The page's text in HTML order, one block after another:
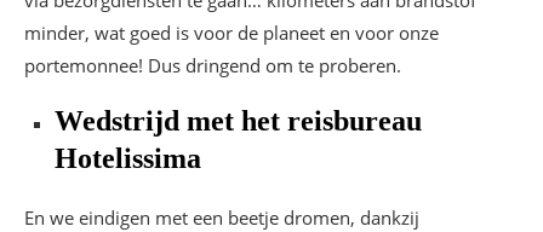
minder, wat goed is voor de planeet en voor onze
portemonnee! Dus dringend om te proberen.
Wedstrijd met het reisbureau
Hotelissima
En we eindigen met een beetje dromen, dankzij